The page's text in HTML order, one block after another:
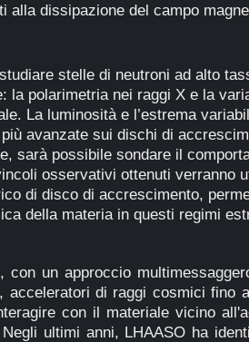
alla dissipazione del campo
stelle di neutroni ad alto
la polarimetria nei raggi X e la
La luminosità e l’estrema
avanzate sui dischi di
sarà possibile sondare il
osservativi ottenuti verranno
di disco di accrescimento,
della materia in questi regimi
, con un approccio
acceleratori di raggi cosmici fino
con il materiale vicino
ultimi anni, LHAASO ha